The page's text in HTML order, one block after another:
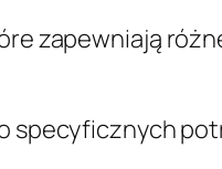
zapewniają
specyficznych